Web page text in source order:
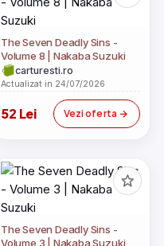
The Seven Deadly Sins -
Volume 8 | Nakaba Suzuki
carturesti.ro
Actualizat in 24/07/2026
52 Lei Vezi oferta
The Seven Deadly Sins -
Volume 3 | Nakaba Suzuki